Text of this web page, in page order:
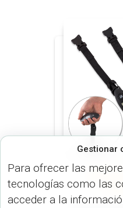
Gestionar
Para ofrecer las
tecnologías como las
acceder a la